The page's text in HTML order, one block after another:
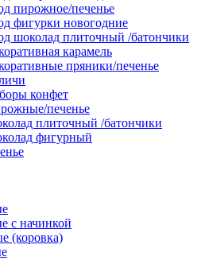
пирожное/печенье
фигурки новогодние
шоколад плиточный /батончики
карамель
пряники/печенье
конфет
печенье
плиточный /батончики
фигурный
с начинкой
(коровка)